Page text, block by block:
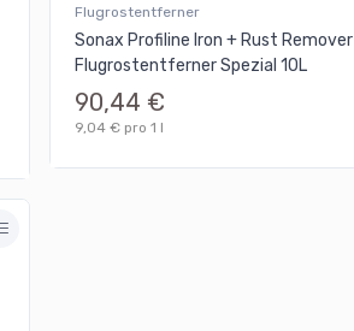
Flugrostentferner
Sonax Profiline Iron + Rust Remover
Flugrostentferner Spezial 10L
90,44 €
9,04 € pro 1 l